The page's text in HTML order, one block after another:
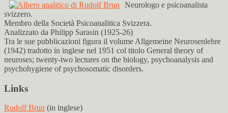
Neurologo e psicoanalista
svizzero.
Membro della Società Psicoanalitica Svizzera.
Analizzato da Philipp Sarasin (1925-26)
Tra le sue pubblicazioni figura il volume Allgemeine Neurosenlehre
(1942) tradotto in inglese nel 1951 col titolo General theory of
neuroses; twenty-two lectures on the biology, psychoanalysis and
psychohygiene of psychosomatic disorders.
Links
Rudolf Brun (in inglese)